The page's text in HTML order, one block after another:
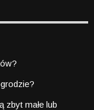
zbyt małe lub